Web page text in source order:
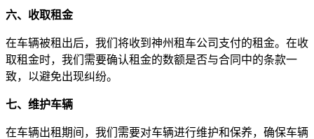
六、收取租金
在车辆被租出后，我们将收到神州租车公司支付的租金。在收
取租金时，我们需要确认租金的数额是否与合同中的条款一
致，以避免出现纠纷。
七、维护车辆
在车辆出租期间，我们需要对车辆进行维护和保养，确保车辆